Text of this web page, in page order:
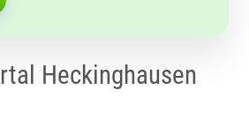
Heckinghausen